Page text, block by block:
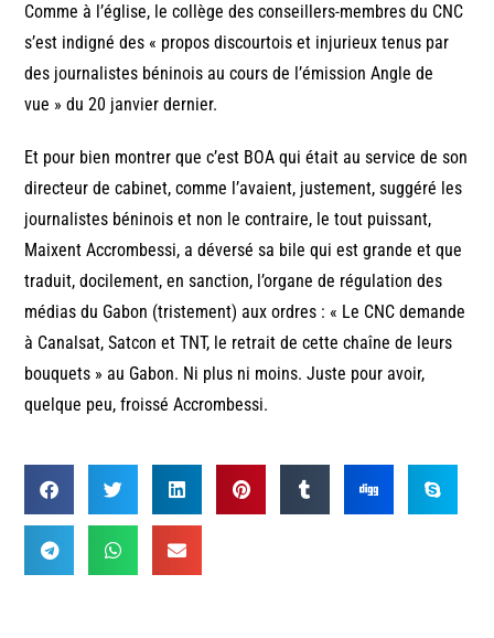
Comme à l’église, le collège des conseillers-membres du CNC
s’est indigné des « propos discourtois et injurieux tenus par
des journalistes béninois au cours de l’émission Angle de
vue » du 20 janvier dernier.
Et pour bien montrer que c’est BOA qui était au service de son
directeur de cabinet, comme l’avaient, justement, suggéré les
journalistes béninois et non le contraire, le tout puissant,
Maixent Accrombessi, a déversé sa bile qui est grande et que
traduit, docilement, en sanction, l’organe de régulation des
médias du Gabon (tristement) aux ordres : « Le CNC demande
à Canalsat, Satcon et TNT, le retrait de cette chaîne de leurs
bouquets » au Gabon. Ni plus ni moins. Juste pour avoir,
quelque peu, froissé Accrombessi.